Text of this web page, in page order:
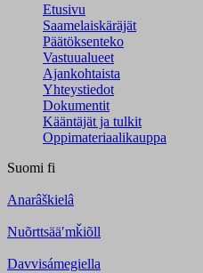
Etusivu
Saamelaiskäräjät
Päätöksenteko
Vastuualueet
Ajankohtaista
Yhteystiedot
Dokumentit
Kääntäjät ja tulkit
Oppimateriaalikauppa
Suomi fi
Anarâškielâ
Nuõrttsääʹmǩiõll
Davvisámegiella